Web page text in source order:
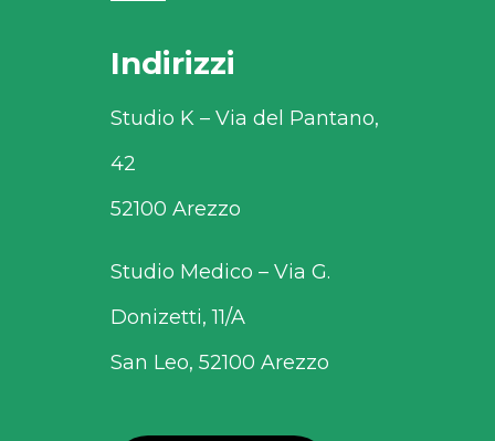
Indirizzi
Studio K – Via del Pantano,
42
52100 Arezzo
Studio Medico – Via G.
Donizetti, 11/A
San Leo, 52100 Arezzo